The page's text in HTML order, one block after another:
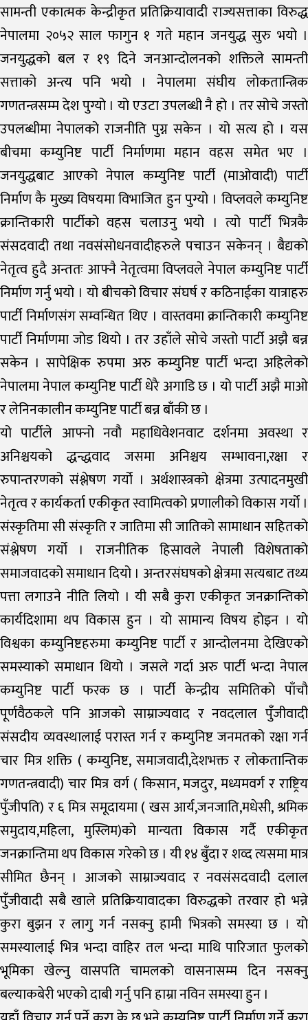
सामन्ती एकात्मक केन्द्रीकृत प्रतिक्रियावादी राज्यसत्ताका विरुद्ध
नेपालमा २०५२ साल फागुन १ गते महान जनयुद्ध सुरु भयो ।
जनयुद्धको बल र १९ दिने जनआन्दोलनको शक्तिले सामन्ती
सत्ताको अन्त्य पनि भयो । नेपालमा संघीय लोकतान्त्रिक
गणतन्त्रसम्म देश पुग्यो । यो एउटा उपलब्धी नै हो । तर सोचे जस्तो
उपलब्धीमा नेपालको राजनीति पुग्न सकेन । यो सत्य हो । यस
बीचमा कम्युनिष्ट पार्टी निर्माणमा महान वहस समेत भए ।
जनयुद्धबाट आएको नेपाल कम्युनिष्ट पार्टी (माओवादी) पार्टी
निर्माण कै मुख्य विषयमा विभाजित हुन पुग्यो । विप्लवले कम्युनिष्ट
क्रान्तिकारी पार्टीको वहस चलाउनु भयो । त्यो पार्टी भित्रकै
संसदवादी तथा नवसंसोधनवादीहरुले पचाउन सकेनन् । बैद्यको
नेतृत्व हुदै अन्ततः आफ्नै नेतृत्वमा विप्लवले नेपाल कम्युनिष्ट पार्टी
निर्माण गर्नु भयो । यो बीचको विचार संघर्ष र कठिनाईका यात्राहरु
पार्टी निर्माणसंग सम्वन्धित थिए । वास्तवमा क्रान्तिकारी कम्युनिष्ट
पार्टी निर्माणमा जोड थियो । तर उहाँले सोचे जस्तो पार्टी अझै बन्न
सकेन । सापेक्षिक रुपमा अरु कम्युनिष्ट पार्टी भन्दा अहिलेको
नेपालमा नेपाल कम्युनिष्ट पार्टी धेरै अगाडि छ । यो पार्टी अझै माओ
र लेनिनकालीन कम्युनिष्ट पार्टी बन्न बाँकी छ ।
यो पार्टीले आफ्नो नवौ महाधिवेशनवाट दर्शनमा अवस्था र
अनिश्चयको द्धन्द्धवाद जसमा अनिश्चय सम्भावना,रक्षा र
रुपान्तरणको संश्लेषण गर्यो । अर्थशास्त्रको क्षेत्रमा उत्पादनमुखी
नेतृत्व र कार्यकर्ता एकीकृत स्वामित्वको प्रणालीको विकास गर्यो ।
संस्कृतिमा सी संस्कृति र जातिमा सी जातिको सामाधान सहितको
संश्लेषण गर्यो । राजनीतिक हिसावले नेपाली विशेषताको
समाजवादको समाधान दियो । अन्तरसंघषको क्षेत्रमा सत्यबाट तथ्य
पत्ता लगाउने नीति लियो । यी सबै कुरा एकीकृत जनक्रान्तिको
कार्यदिशामा थप विकास हुन । यो सामान्य विषय होइन । यो
विश्वका कम्युनिष्टहरुमा कम्युनिष्ट पार्टी र आन्दोलनमा देखिएको
समस्याको समाधान थियो । जसले गर्दा अरु पार्टी भन्दा नेपाल
कम्युनिष्ट पार्टी फरक छ । पार्टी केन्द्रीय समितिको पाँचौ
पूर्णवैठकले पनि आजको साम्राज्यवाद र नवदलाल पुँजीवादी
संसदीय व्यवस्थालाई परास्त गर्न र कम्युनिष्ट जनमतको रक्षा गर्न
चार मित्र शक्ति ( कम्युनिष्ट, समाजवादी,देशभक्त र लोकतान्तिक
गणतन्त्रवादी) चार मित्र वर्ग ( किसान, मजदुर, मध्यमवर्ग र राष्ट्रिय
पुँजीपति) र ६ मित्र समूदायमा ( खस आर्य,जनजाति,मधेसी, श्रमिक
समुदाय,महिला, मुस्लिम)को मान्यता विकास गर्दै एकीकृत
जनक्रान्तिमा थप विकास गरेको छ । यी १४ बुँदा र शव्द त्यसमा मात्र
सीमित छैनन् । आजको साम्राज्यवाद र नवसंसदवादी दलाल
पुँजीवादी सबै खाले प्रतिक्रियावादका विरुद्धको तरवार हो भन्ने
कुरा बुझन र लागु गर्न नसक्नु हामी भित्रको समस्या छ । यो
समस्यालाई भित्र भन्दा वाहिर तल भन्दा माथि पारिजात फुलको
भूमिका खेल्नु वासपति चामलको वासनासम्म दिन नसक्नु
बल्याकबेरी भएको दाबी गर्नु पनि हाम्रा नविन समस्या हुन ।